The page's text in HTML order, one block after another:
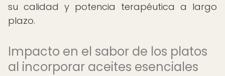
su calidad y potencia terapéutica a largo
plazo.
Impacto en el sabor de los platos
al incorporar aceites esenciales